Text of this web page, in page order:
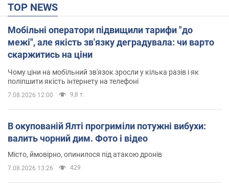
TOP NEWS
Мобільні оператори підвищили тарифи "до
межі", але якість зв'язку деградувала: чи варто
скаржитись на ціни
Чому ціни на мобільний зв'язок зросли у кілька разів і як
поліпшити якість інтернету на телефоні
7.08.2026 12:00 9,8 т.
В окупованій Ялті прогриміли потужні вибухи:
валить чорний дим. Фото і відео
Місто, ймовірно, опинилося під атакою дронів
7.08.2026 13:26 429